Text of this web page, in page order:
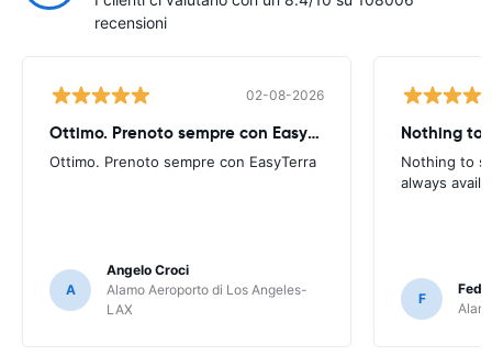
recensioni
02-08-2026
Ottimo. Prenoto sempre con EasyTerra
Ottimo. Prenoto sempre con EasyTerra
A
Angelo Croci
Alamo Aeroporto di Los Angeles-
LAX
Nothing to
Nothing to
always
F